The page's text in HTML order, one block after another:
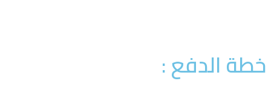
الدفع :